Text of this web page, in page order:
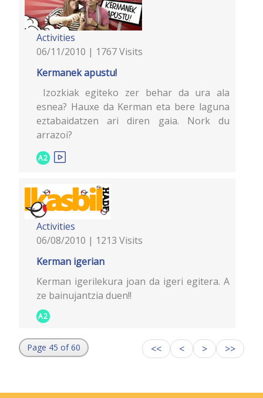
Activities
06/11/2010 | 1767 Visits
Kermanek apustu!
Izozkiak egiteko zer behar da ura ala
esnea? Hauxe da Kerman eta bere laguna
eztabaidatzen ari diren gaia. Nork du
arrazoi?
A2
Activities
06/08/2010 | 1213 Visits
Kerman igerian
Kerman igerilekura joan da igeri egitera. A
ze bainujantzia duen!!
A2
Page 45 of 60 << < > >>